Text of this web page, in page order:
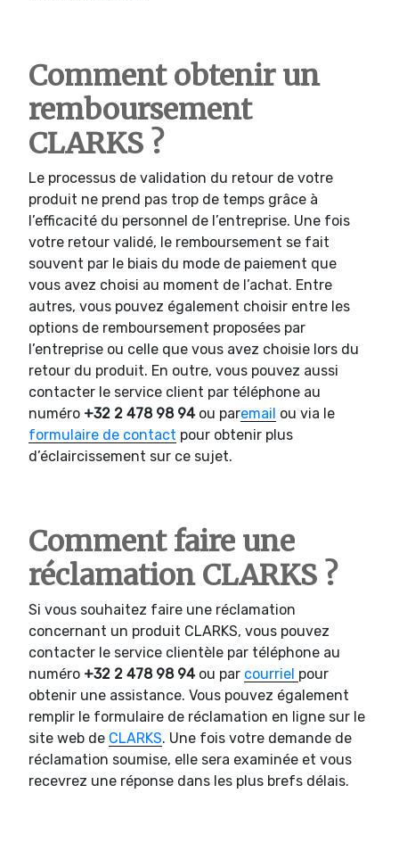
Comment obtenir un
remboursement
CLARKS ?
Le processus de validation du retour de votre
produit ne prend pas trop de temps grâce à
l’efficacité du personnel de l’entreprise. Une fois
votre retour validé, le remboursement se fait
souvent par le biais du mode de paiement que
vous avez choisi au moment de l’achat. Entre
autres, vous pouvez également choisir entre les
options de remboursement proposées par
l’entreprise ou celle que vous avez choisie lors du
retour du produit. En outre, vous pouvez aussi
contacter le service client par téléphone au
numéro +32 2 478 98 94ou paremail ou via le
formulaire de contact pour obtenir plus
d’éclaircissement sur ce sujet.
Comment faire une
réclamation CLARKS ?
Si vous souhaitez faire une réclamation
concernant un produit CLARKS, vous pouvez
contacter le service clientèle par téléphone au
numéro +32 2 478 98 94ou par courriel pour
obtenir une assistance. Vous pouvez également
remplir le formulaire de réclamation en ligne sur le
site web de CLARKS. Une fois votre demande de
réclamation soumise, elle sera examinée et vous
recevrez une réponse dans les plus brefs délais.